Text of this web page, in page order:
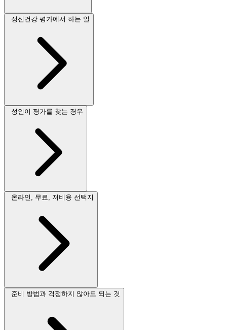
정신건강 평가에서 하는 일
성인이 평가를 찾는 경우
온라인, 무료, 저비용 선택지
준비 방법과 걱정하지 않아도 되는 것